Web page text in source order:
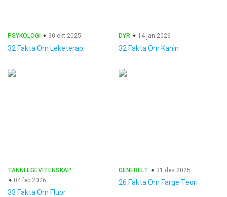
PSYKOLOGI 30 okt 2025
32 Fakta Om Leketerapi
DYR 14 jan 2026
32 Fakta Om Kanin
TANNLEGEVITENSKAP
04 feb 2026
33 Fakta Om Fluor
GENERELT 31 des 2025
26 Fakta Om Farge Teori